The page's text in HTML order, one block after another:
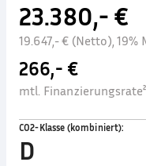
23.380,- €
19.647,- € (Netto), 19%
266,- €
mtl. Finanzierungsrate²
CO2-Klasse (kombiniert):
D